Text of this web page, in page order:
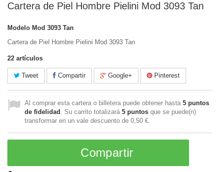
Cartera de Piel Hombre Pielini Mod 3093 Tan
Modelo Mod 3093 Tan
Cartera de Piel Hombre Pielini Mod 3093 Tan
22 artículos
Tweet Compartir Google+ Pinterest
Al comprar esta cartera o billetera puede obtener hasta 5 puntos
de fidelidad . Su carrito totalizará 5 puntos que se puede(n)
transformar en un vale descuento de 0,50 €.
Compartir